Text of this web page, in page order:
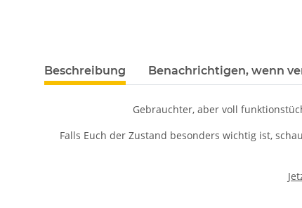
Beschreibung Benachrichtigen, wenn
Gebrauchter, aber voll
Falls Euch der Zustand besonders wichtig ist,